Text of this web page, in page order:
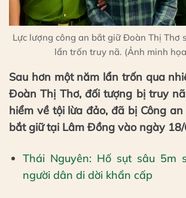
Lực lượng công an bắt giữ Đoàn Thị Thơ
lẩn trốn truy nã. (Ảnh minh
Sau hơn một năm lẩn trốn qua
Đoàn Thị Thơ, đối tượng bị truy
hiểm về tội lừa đảo, đã bị Công
bắt giữ tại Lâm Đồng vào ngày 18/
Thái Nguyên: Hố sụt sâu 5m
người dân di dời khẩn cấp